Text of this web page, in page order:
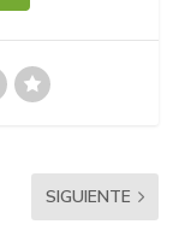
SIGUIENTE